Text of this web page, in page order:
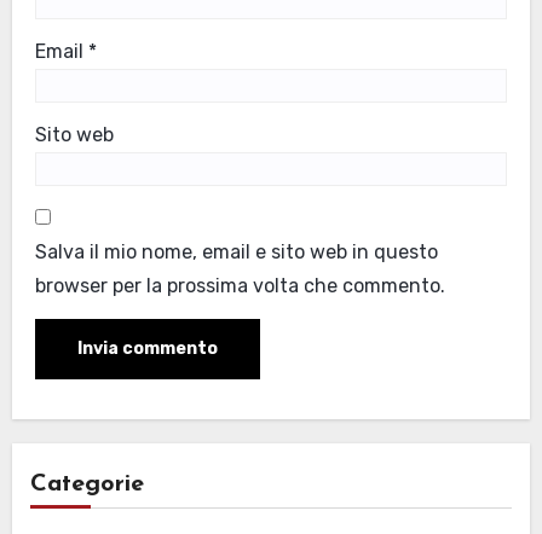
Email *
Sito web
Salva il mio nome, email e sito web in questo
browser per la prossima volta che commento.
Categorie